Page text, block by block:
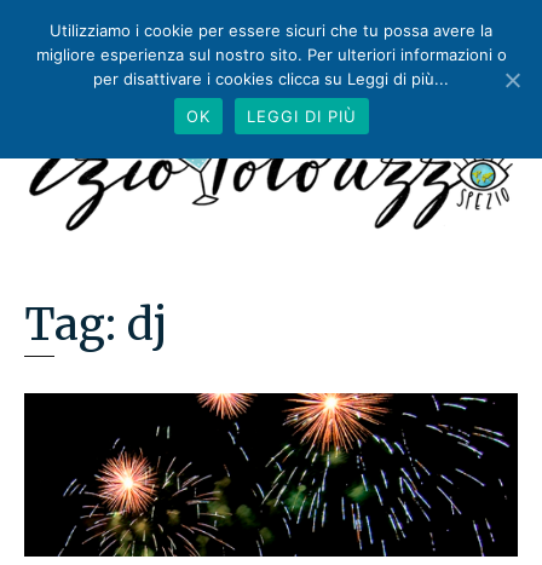
Tag: dj
Utilizziamo i cookie per essere sicuri che tu possa avere la
migliore esperienza sul nostro sito. Per ulteriori informazioni o
per disattivare i cookies clicca su Leggi di più...
OK
LEGGI DI PIÙ